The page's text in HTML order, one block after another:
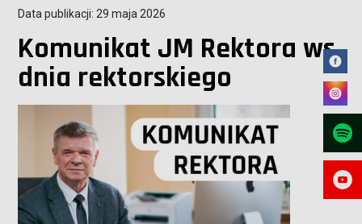
Data publikacji: 29 maja 2026
Komunikat JM Rektora ws.
dnia rektorskiego